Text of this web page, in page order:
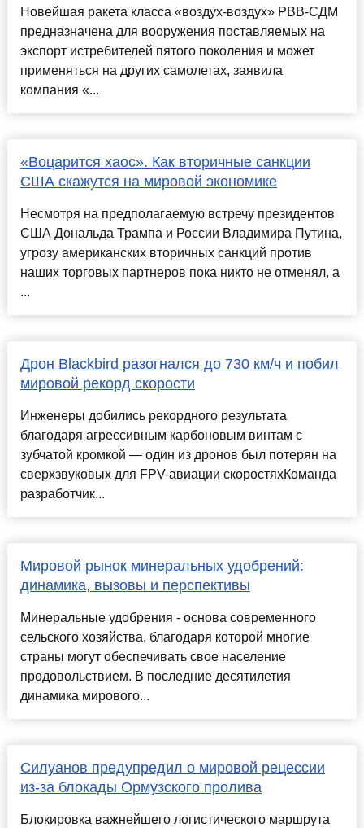
Новейшая ракета класса «воздух-воздух» РВВ-СДМ
предназначена для вооружения поставляемых на
экспорт истребителей пятого поколения и может
применяться на других самолетах, заявила
компания «...
«Воцарится хаос». Как вторичные санкции
США скажутся на мировой экономике
Несмотря на предполагаемую встречу президентов
США Дональда Трампа и России Владимира Путина,
угрозу американских вторичных санкций против
наших торговых партнеров пока никто не отменял, а
...
Дрон Blackbird разогнался до 730 км/ч и побил
мировой рекорд скорости
Инженеры добились рекордного результата
благодаря агрессивным карбоновым винтам с
зубчатой кромкой — один из дронов был потерян на
сверхзвуковых для FPV-авиации скоростяхКоманда
разработчик...
Мировой рынок минеральных удобрений:
динамика, вызовы и перспективы
Минеральные удобрения - основа современного
сельского хозяйства, благодаря которой многие
страны могут обеспечивать свое население
продовольствием. В последние десятилетия
динамика мирового...
Силуанов предупредил о мировой рецессии
из-за блокады Ормузского пролива
Блокировка важнейшего логистического маршрута